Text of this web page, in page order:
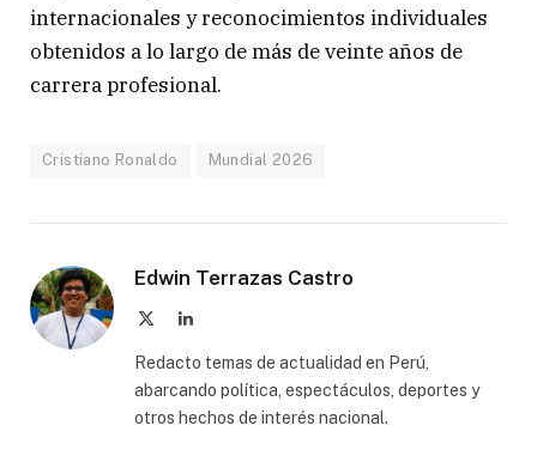
internacionales y reconocimientos individuales
obtenidos a lo largo de más de veinte años de
carrera profesional.
Cristiano Ronaldo Mundial 2026
Edwin Terrazas Castro
LinkedIn
Redacto temas de actualidad en Perú,
abarcando política, espectáculos, deportes y
otros hechos de interés nacional.